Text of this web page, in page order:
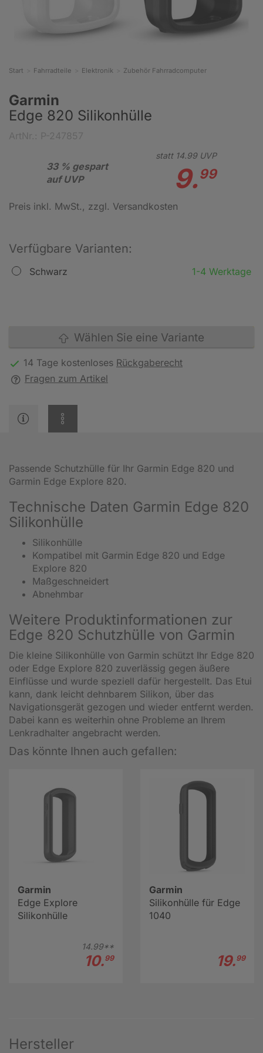
Start Fahrradteile Elektronik Zubehör Fahrradcomputer
Garmin
Edge 820 Silikonhülle
33 % gespart
auf UVP
statt 14.99UVP
9.99
Preis inkl. MwSt., zzgl. Versandkosten
Verfügbare Varianten:
Schwarz 1-4 Werktage
Wählen Sie eine Variante
14 Tage kostenloses Rückgaberecht
Fragen zum Artikel
Passende Schutzhülle für Ihr Garmin Edge 820 und
Garmin Edge Explore 820.
Technische Daten Garmin Edge 820
Silikonhülle
Silikonhülle
Kompatibel mit Garmin Edge 820 und Edge
Explore 820
Maßgeschneidert
Abnehmbar
Weitere Produktinformationen zur
Edge 820 Schutzhülle von Garmin
Die kleine Silikonhülle von Garmin schützt Ihr Edge 820
oder Edge Explore 820 zuverlässig gegen äußere
Einflüsse und wurde speziell dafür hergestellt. Das Etui
kann, dank leicht dehnbarem Silikon, über das
Navigationsgerät gezogen und wieder entfernt werden.
Dabei kann es weiterhin ohne Probleme an Ihrem
Lenkradhalter angebracht werden.
Das könnte Ihnen auch gefallen:
Garmin
Edge Explore
Silikonhülle
14.99**
10.99
Garmin
Silikonhülle für Edge
1040
19.99
Hersteller